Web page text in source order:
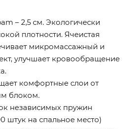
– 2,5 см. Экологически
плотности. Ячеистая
микромассажный и
улучшает кровообращение
комфортные слои от
блоком.
независимых пружин
штук на спальное место)